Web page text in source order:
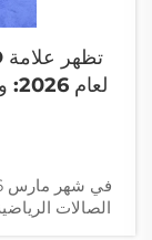
الصالات